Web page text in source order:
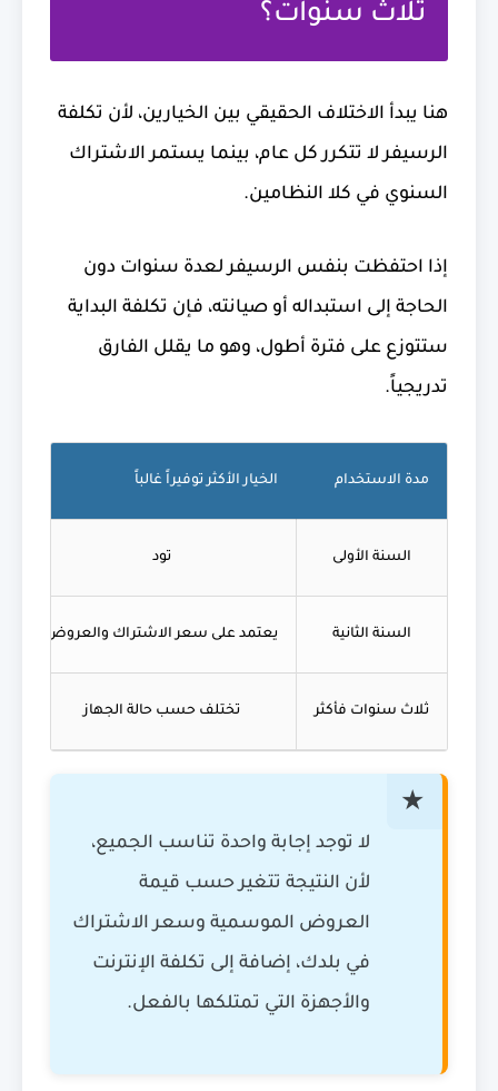
ثلاث سنوات؟
هنا يبدأ الاختلاف الحقيقي بين الخيارين، لأن تكلفة
الرسيفر لا تتكرر كل عام، بينما يستمر الاشتراك
السنوي في كلا النظامين.
إذا احتفظت بنفس الرسيفر لعدة سنوات دون
الحاجة إلى استبداله أو صيانته، فإن تكلفة البداية
ستتوزع على فترة أطول، وهو ما يقلل الفارق
تدريجياً.
مدة الاستخدام الخيار الأكثر توفيراً غالباً
السنة الأولى تود
السنة الثانية يعتمد على سعر الاشتراك والعروض
ثلاث سنوات فأكثر تختلف حسب حالة الجهاز
لا توجد إجابة واحدة تناسب الجميع،
لأن النتيجة تتغير حسب قيمة
العروض الموسمية وسعر الاشتراك
في بلدك، إضافة إلى تكلفة الإنترنت
والأجهزة التي تمتلكها بالفعل.